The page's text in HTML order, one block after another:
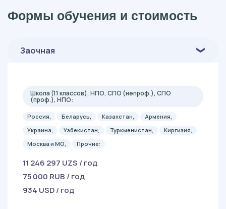
Формы обучения и стоимость
Заочная
Школа (11 классов), НПО, СПО (непроф.), СПО
(проф.), НПО:
Россия, Беларусь, Казахстан,
Армения,
Украина,
Узбекистан, Туркменистан,
Киргизия,
Москва и МО,
Прочие:
11 246 297 UZS / год
75 000 RUB / год
934 USD / год